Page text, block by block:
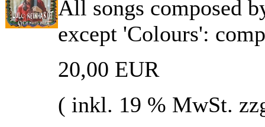
All songs composed
except 'Colours':
20,00 EUR
( inkl. 19 % MwSt.